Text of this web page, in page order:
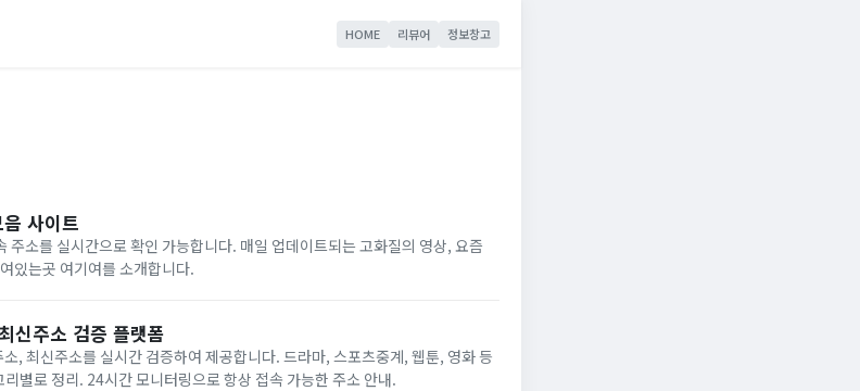
HOME 리뷰어 정보창고
사이트
주소를 실시간으로 확인 가능합니다. 매일 업데이트되는 고화질의 영상, 요즘
있는곳 여기여를 소개합니다.
신주소 검증 플랫폼
, 최신주소를 실시간 검증하여 제공합니다. 드라마, 스포츠중계, 웹툰, 영화 등
별로 정리. 24시간 모니터링으로 항상 접속 가능한 주소 안내.